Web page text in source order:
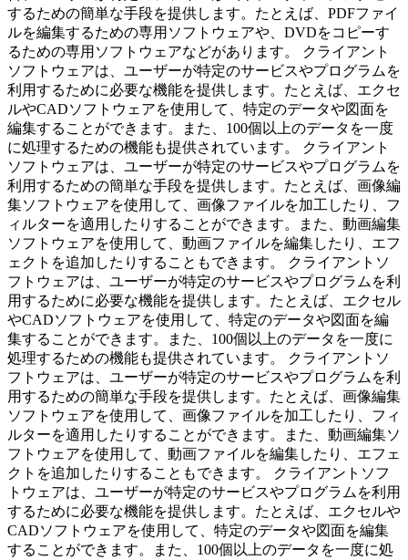
するための簡単な手段を提供します。たとえば、PDFファイ
ルを編集するための専用ソフトウェアや、DVDをコピーす
るための専用ソフトウェアなどがあります。 クライアント
ソフトウェアは、ユーザーが特定のサービスやプログラムを
利用するために必要な機能を提供します。たとえば、エクセ
ルやCADソフトウェアを使用して、特定のデータや図面を
編集することができます。また、100個以上のデータを一度
に処理するための機能も提供されています。 クライアント
ソフトウェアは、ユーザーが特定のサービスやプログラムを
利用するための簡単な手段を提供します。たとえば、画像編
集ソフトウェアを使用して、画像ファイルを加工したり、フ
ィルターを適用したりすることができます。また、動画編集
ソフトウェアを使用して、動画ファイルを編集したり、エフ
ェクトを追加したりすることもできます。 クライアントソ
フトウェアは、ユーザーが特定のサービスやプログラムを利
用するために必要な機能を提供します。たとえば、エクセル
やCADソフトウェアを使用して、特定のデータや図面を編
集することができます。また、100個以上のデータを一度に
処理するための機能も提供されています。 クライアントソ
フトウェアは、ユーザーが特定のサービスやプログラムを利
用するための簡単な手段を提供します。たとえば、画像編集
ソフトウェアを使用して、画像ファイルを加工したり、フィ
ルターを適用したりすることができます。また、動画編集ソ
フトウェアを使用して、動画ファイルを編集したり、エフェ
クトを追加したりすることもできます。 クライアントソフ
トウェアは、ユーザーが特定のサービスやプログラムを利用
するために必要な機能を提供します。たとえば、エクセルや
CADソフトウェアを使用して、特定のデータや図面を編集
することができます。また、100個以上のデータを一度に処